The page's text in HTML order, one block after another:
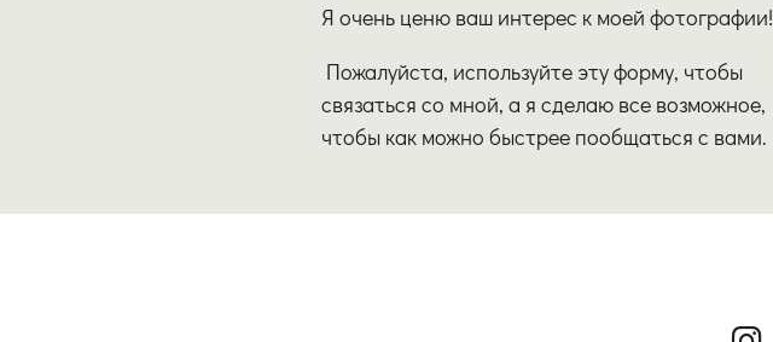
Я очень ценю ваш интерес к моей фотографии!
Пожалуйста, используйте эту форму, чтобы
связаться со мной, а я сделаю все возможное,
чтобы как можно быстрее пообщаться с вами.